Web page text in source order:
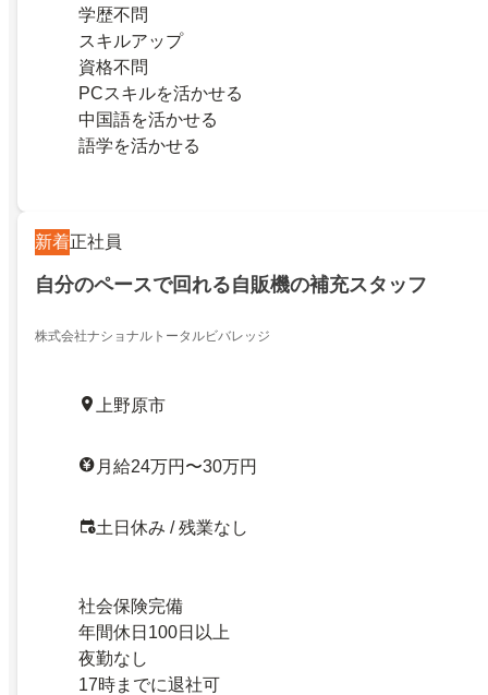
学歴不問
スキルアップ
資格不問
PCスキルを活かせる
中国語を活かせる
語学を活かせる
新着正社員
自分のペースで回れる自販機の補充スタッフ
株式会社ナショナルトータルビバレッジ
上野原市
月給24万円〜30万円
土日休み / 残業なし
社会保険完備
年間休日100日以上
夜勤なし
17時までに退社可